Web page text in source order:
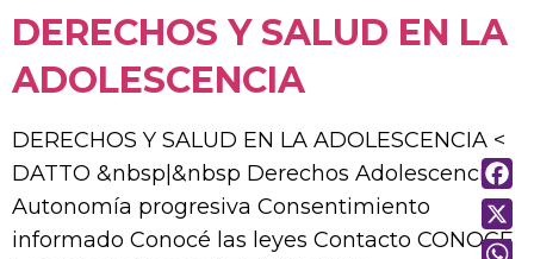
DERECHOS Y SALUD EN LA
ADOLESCENCIA
DERECHOS Y SALUD EN LA ADOLESCENCIA <
DATTO &nbsp|&nbsp Derechos Adolescencia
Autonomía progresiva Consentimiento
informado Conocé las leyes Contacto CONOCÉ
X